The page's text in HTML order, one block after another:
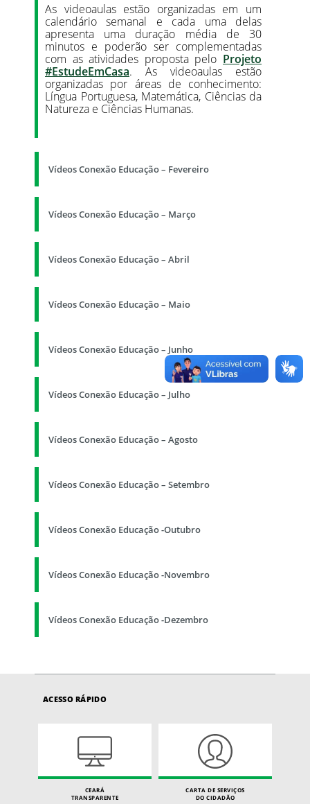
As videoaulas estão organizadas em um
calendário semanal e cada uma delas
apresenta uma duração média de 30
minutos e poderão ser complementadas
com as atividades proposta pelo Projeto
#EstudeEmCasa. As videoaulas estão
organizadas por áreas de conhecimento:
Língua Portuguesa, Matemática, Ciências da
Natureza e Ciências Humanas.
Vídeos Conexão Educação – Fevereiro
Vídeos Conexão Educação – Março
Vídeos Conexão Educação – Abril
Vídeos Conexão Educação – Maio
Vídeos Conexão Educação – Junho
Vídeos Conexão Educação – Julho
Vídeos Conexão Educação – Agosto
Vídeos Conexão Educação – Setembro
Vídeos Conexão Educação -Outubro
Vídeos Conexão Educação -Novembro
Vídeos Conexão Educação -Dezembro
ACESSO RÁPIDO
CEARÁ
TRANSPARENTE
CARTA DE SERVIÇOS
DO CIDADÃO